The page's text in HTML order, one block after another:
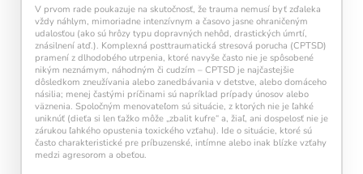
pamäť aj mentálnu flexibilitu.
V prvom rade poukazuje na skutočnosť, že trauma nemusí byť zďaleka
vždy náhlym, mimoriadne intenzívnym a časovo jasne ohraničeným
udalosťou (ako sú hrôzy typu dopravných nehôd, drastických úmrtí,
znásilnení atď.). Komplexná posttraumatická stresová porucha (CPTSD)
pramení z dlhodobého utrpenia, ktoré navyše často nie je spôsobené
nikým neznámym, náhodným či cudzím – CPTSD je najčastejšie
dôsledkom zneužívania alebo zanedbávania v detstve, alebo domáceho
násilia; menej častými príčinami sú napríklad prípady únosov alebo
väznenia. Spoločným menovateľom sú situácie, z ktorých nie je ľahké
uniknúť (dieťa si len ťažko môže „zbalit kufre“ a, žiaľ, ani dospelosť nie je
zárukou ľahkého opustenia toxického vzťahu). Ide o situácie, ktoré sú
často charakteristické pre príbuzenské, intímne alebo inak blízke vzťahy
medzi agresorom a obeťou.